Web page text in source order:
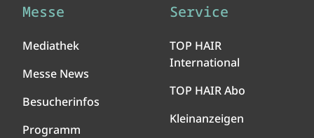
Messe
Mediathek
Messe News
Besucherinfos
Programm
Service
TOP HAIR
International
TOP HAIR Abo
Kleinanzeigen